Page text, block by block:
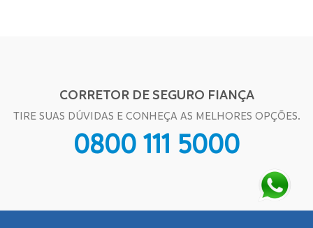
CORRETOR DE SEGURO FIANÇA
TIRE SUAS DÚVIDAS E CONHEÇA AS MELHORES OPÇÕES.
0800 111 5000